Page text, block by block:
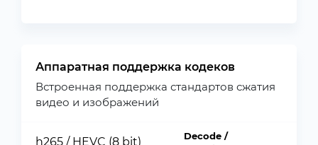
Аппаратная поддержка кодеков
Встроенная поддержка стандартов сжатия
видео и изображений
h265 / HEVC (8 bit)
Decode /